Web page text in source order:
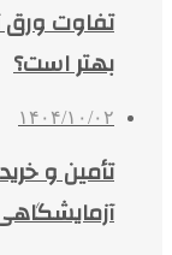
تفاوت ورق
بهتر است؟
۱۴۰۴/۱۰/۰۲
تأمین و